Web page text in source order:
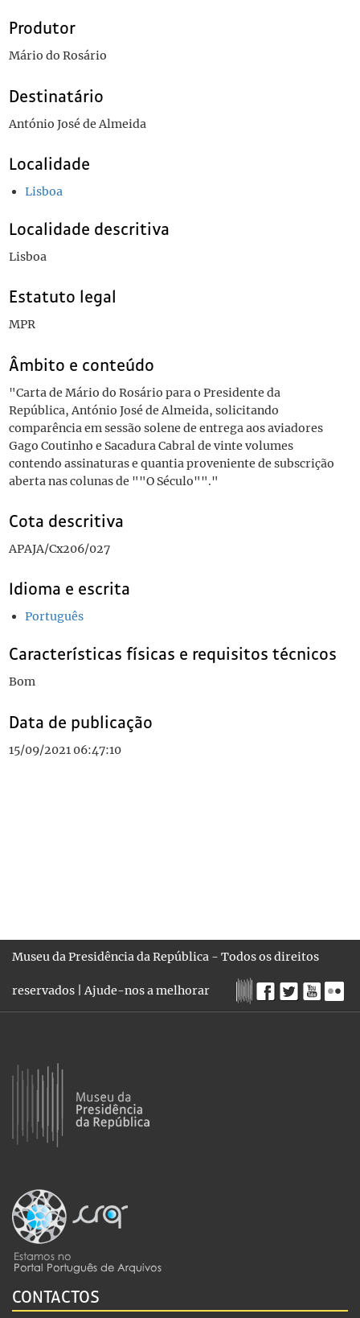
Produtor
Mário do Rosário
Destinatário
António José de Almeida
Localidade
Lisboa
Localidade descritiva
Lisboa
Estatuto legal
MPR
Âmbito e conteúdo
"Carta de Mário do Rosário para o Presidente da
República, António José de Almeida, solicitando
comparência em sessão solene de entrega aos aviadores
Gago Coutinho e Sacadura Cabral de vinte volumes
contendo assinaturas e quantia proveniente de subscrição
aberta nas colunas de ""O Século""."
Cota descritiva
APAJA/Cx206/027
Idioma e escrita
Português
Características físicas e requisitos técnicos
Bom
Data de publicação
15/09/2021 06:47:10
Museu da Presidência da República - Todos os direitos
reservados |Ajude-nos a melhorar
CONTACTOS